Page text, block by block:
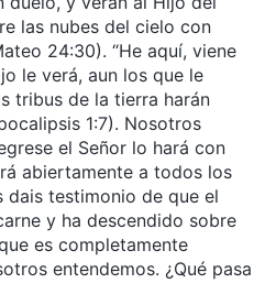
las nubes del cielo con
24:30). “He aquí, viene
le verá, aun los que le
tribus de la tierra harán
1:7). Nosotros
el Señor lo hará con
abiertamente a todos los
dais testimonio de que el
y ha descendido sobre
es completamente
entendemos. ¿Qué pasa